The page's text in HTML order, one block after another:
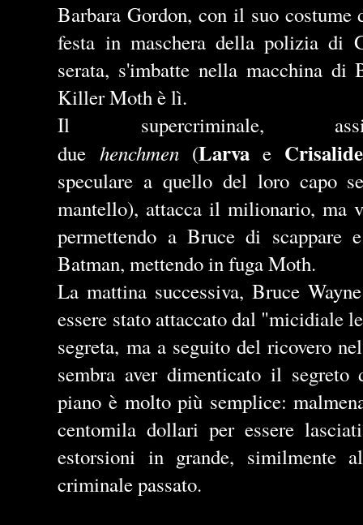
Barbara Gordon, con il suo costume
festa in maschera della polizia di
serata, s'imbatte nella macchina di
Killer Moth è lì.
Il supercriminale,
due henchmen(Larvae Crisalide
speculare a quello del loro capo
mantello), attacca il milionario, ma
permettendo a Bruce di scappare
Batman, mettendo in fuga Moth.
La mattina successiva, Bruce
essere stato attaccato dal "micidiale
segreta, ma a seguito del ricovero
sembra aver dimenticato il
piano è molto più semplice:
centomila dollari per essere
estorsioni in grande, similmente
criminale passato.